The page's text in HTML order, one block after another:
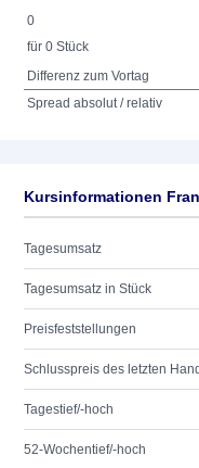
0
für 0 Stück
Differenz zum Vortag
Spread absolut / relativ
Kursinformationen
Tagesumsatz
Tagesumsatz in Stück
Preisfeststellungen
Schlusspreis des letzten
Tagestief/-hoch
52-Wochentief/-hoch